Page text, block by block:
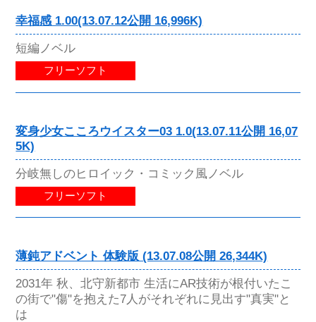
幸福感 1.00(13.07.12公開 16,996K)
短編ノベル
フリーソフト
変身少女こころウイスター03 1.0(13.07.11公開 16,07
5K)
分岐無しのヒロイック・コミック風ノベル
フリーソフト
薄鈍アドベント 体験版 (13.07.08公開 26,344K)
2031年 秋、北守新都市 生活にAR技術が根付いたこ
の街で"傷"を抱えた7人がそれぞれに見出す"真実"と
は